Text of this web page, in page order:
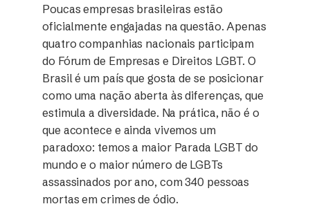
Poucas empresas brasileiras estão
oficialmente engajadas na questão. Apenas
quatro companhias nacionais participam
do Fórum de Empresas e Direitos LGBT. O
Brasil é um país que gosta de se posicionar
como uma nação aberta às diferenças, que
estimula a diversidade. Na prática, não é o
que acontece e ainda vivemos um
paradoxo: temos a maior Parada LGBT do
mundo e o maior número de LGBTs
assassinados por ano, com 340 pessoas
mortas em crimes de ódio.